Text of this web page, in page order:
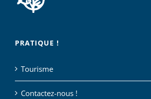
PRATIQUE !
Tourisme
Contactez-nous !